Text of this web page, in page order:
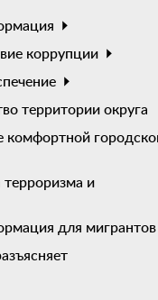
коррупции
территории округа
и
для мигрантов